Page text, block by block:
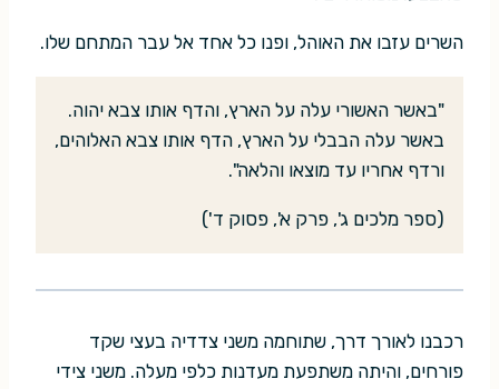
השרים עזבו את האוהל, ופנו כל אחד אל עבר המתחם שלו.
"באשר האשורי עלה על הארץ, והדף אותו צבא יהוה.
באשר עלה הבבלי על הארץ, הדף אותו צבא האלוהים,
ורדף אחריו עד מוצאו והלאה".
(ספר מלכים ג', פרק א', פסוק ד')
רכבנו לאורך דרך, שתוחמה משני צדדיה בעצי שקד
פורחים, והיתה משתפעת מעדנות כלפי מעלה. משני צידי